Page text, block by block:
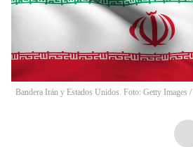
Bandera Irán y Estados Unidos. Foto: Getty Images /